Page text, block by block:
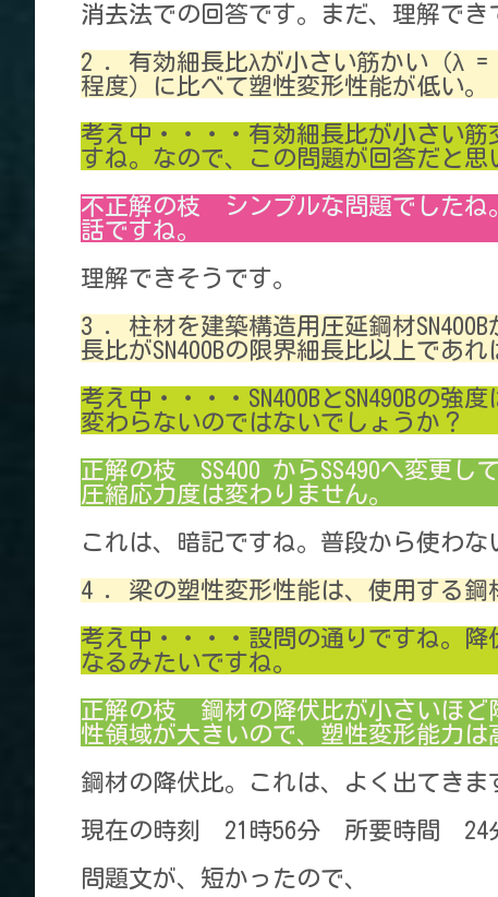
消去法での回答です。まだ、理解でき
2 ．有効細長比λが小さい筋かい（λ
程度）に比べて塑性変形性能が低い。
考え中・・・・有効細長比が小さい
すね。なので、この問題が回答だと思
不正解の枝 シンプルな問題でしたね
話ですね。
理解できそうです。
3 ．柱材を建築構造用圧延鋼材
長比がSN400Bの限界細長比以上であ
考え中・・・・SN400BとSN490Bの強
変わらないのではないでしょうか？
正解の枝 SS400 からSS490へ変更し
圧縮応力度は変わりません。
これは、暗記ですね。普段から使わな
4 ．梁の塑性変形性能は、使用する鋼
考え中・・・・設問の通りですね。
なるみたいですね。
正解の枝 鋼材の降伏比が小さいほど
性領域が大きいので、塑性変形能力は
鋼材の降伏比。これは、よく出てきま
現在の時刻 21時56分 所要時間 24
問題文が、短かったので、